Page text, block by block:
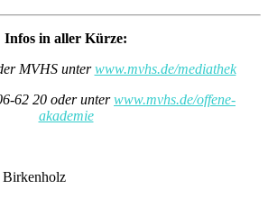
Infos in aller Kürze:
MVHS unterwww.mvhs.de/mediathek
62 20 oder unterwww.mvhs.de/offene-
akademie